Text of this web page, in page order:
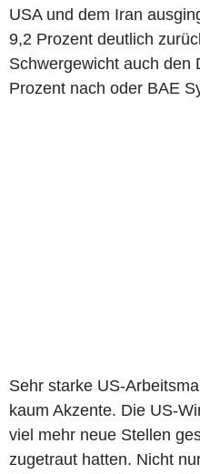
USA und dem Iran
9,2 Prozent deutlich
Schwergewicht auch den
Prozent nach oder BAE
Sehr starke US-
kaum Akzente. Die US-
viel mehr neue Stellen
zugetraut hatten. Nicht